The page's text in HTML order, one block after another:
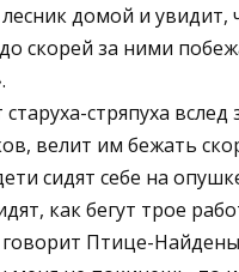
лесник домой и увидит,
скорей за ними
стряпуха
велит им бежать
сидят себе на
как бегут трое
Птице-